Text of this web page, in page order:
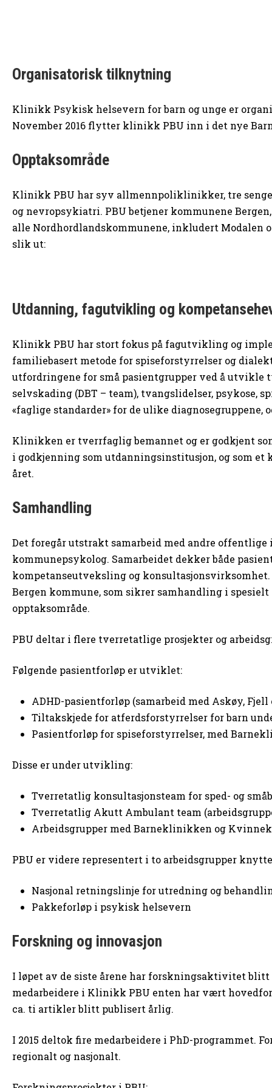
Organisatorisk tilknytning
Klinikk Psykisk helsevern for barn og unge er
November 2016 flytter klinikk PBU inn i det nye
Opptaksområde
Klinikk PBU har syv allmennpoliklinikker, tre
og nevropsykiatri. PBU betjener kommunene
alle Nordhordlandskommunene, inkludert Modalen
slik ut:
Utdanning, fagutvikling og
Klinikk PBU har stort fokus på fagutvikling og
familiebasert metode for spiseforstyrrelser og
utfordringene for små pasientgrupper ved å
selvskading (DBT – team), tvangslidelser, psykose,
«faglige standarder» for de ulike diagnosegruppene,
Klinikken er tverrfaglig bemannet og er godkjent
i godkjenning som utdanningsinstitusjon, og som
året.
Samhandling
Det foregår utstrakt samarbeid med andre offentlige
kommunepsykolog. Samarbeidet dekker både
kompetanseutveksling og konsultasjonsvirksomhet.
Bergen kommune, som sikrer samhandling i
opptaksområde.
PBU deltar i flere tverretatlige prosjekter og
Følgende pasientforløp er utviklet:
ADHD-pasientforløp (samarbeid med Askøy, Fjell
Tiltakskjede for atferdsforstyrrelser for barn
Pasientforløp for spiseforstyrrelser, med
Disse er under utvikling:
Tverretatlig konsultasjonsteam for sped- og
Tverretatlig Akutt Ambulant team
Arbeidsgrupper med Barneklinikken og
PBU er videre representert i to arbeidsgrupper
Nasjonal retningslinje for utredning og
Pakkeforløp i psykisk helsevern
Forskning og innovasjon
I løpet av de siste årene har forskningsaktivitet
medarbeidere i Klinikk PBU enten har vært
ca. ti artikler blitt publisert årlig.
I 2015 deltok fire medarbeidere i PhD-programmet.
regionalt og nasjonalt.